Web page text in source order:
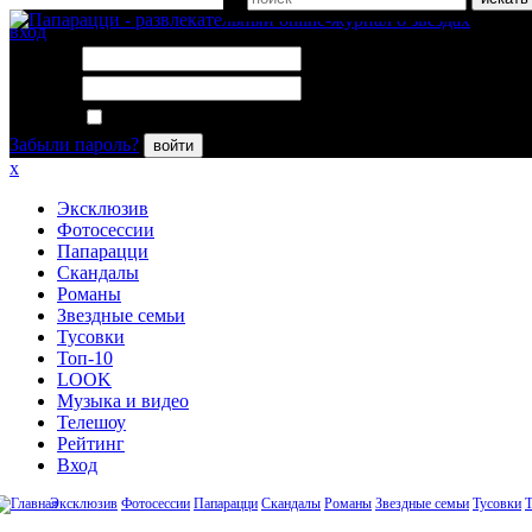
вход
Забыли пароль?
войти
x
Эксклюзив
Фотосессии
Папарацци
Скандалы
Романы
Звездные семьи
Тусовки
Топ-10
LOOK
Музыка и видео
Телешоу
Рейтинг
Вход
Эксклюзив Фотосессии Папарацци Скандалы Романы Звездные семьи Тусовки